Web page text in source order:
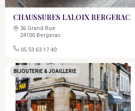
CHAUSSURES LALOIX BERGERAC
36 Grand Rue
24100 Bergerac
05 53 63 17 40
BIJOUTERIE & JOAILLERIE